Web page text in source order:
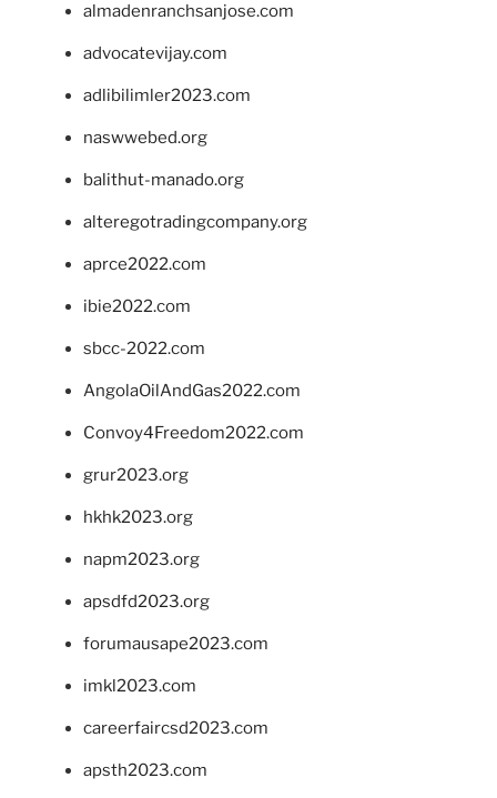
almadenranchsanjose.com
advocatevijay.com
adlibilimler2023.com
naswwebed.org
balithut-manado.org
alteregotradingcompany.org
aprce2022.com
ibie2022.com
sbcc-2022.com
AngolaOilAndGas2022.com
Convoy4Freedom2022.com
grur2023.org
hkhk2023.org
napm2023.org
apsdfd2023.org
forumausape2023.com
imkl2023.com
careerfaircsd2023.com
apsth2023.com